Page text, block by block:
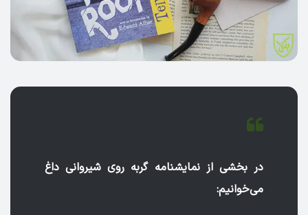
در بخشی از نمایشنامه گربه روی شیروانی داغ
می‌خوانیم: